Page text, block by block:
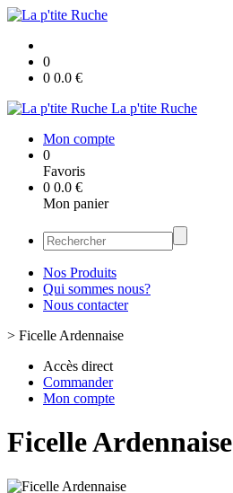
0
0 0.0 €
La p'tite Ruche
Mon compte
0
Favoris
0 0.0 €
Mon panier
Nos Produits
Qui sommes nous?
Nous contacter
> Ficelle Ardennaise
Accès direct
Commander
Mon compte
Ficelle Ardennaise